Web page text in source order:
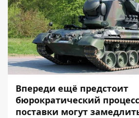
Впереди ещё предстоит
бюрократический
поставки могут